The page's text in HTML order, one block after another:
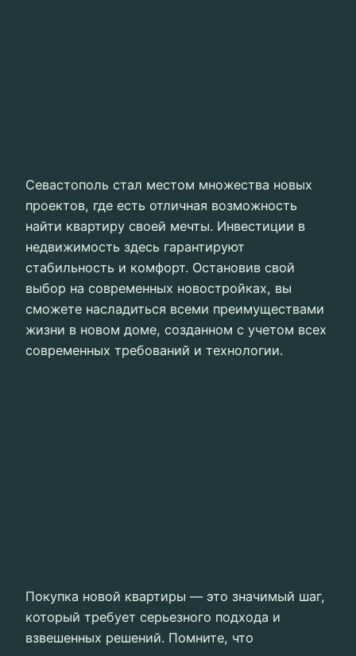
Севастополь стал местом множества новых
проектов, где есть отличная возможность
найти квартиру своей мечты. Инвестиции в
недвижимость здесь гарантируют
стабильность и комфорт. Остановив свой
выбор на современных новостройках, вы
сможете насладиться всеми преимуществами
жизни в новом доме, созданном с учетом всех
современных требований и технологии.
Покупка новой квартиры — это значимый шаг,
который требует серьезного подхода и
взвешенных решений. Помните, что